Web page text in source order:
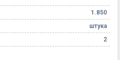
1.850
штука
2